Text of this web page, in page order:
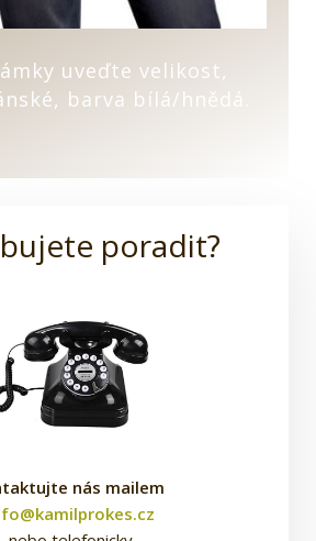
uveďte velikost,
barva bílá/hnědá.
poradit?
nás mailem